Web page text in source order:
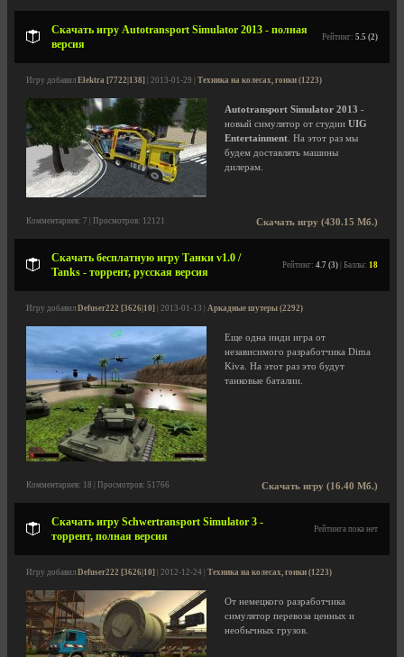
Скачать игру Autotransport Simulator 2013 - полная
версия
Рейтинг: 5.5 (2)
Игру добавил Elektra [7722|138] | 2013-01-29 | Техника на колесах, гонки (1223)
Autotransport Simulator 2013 -
новый симулятор от студии UIG
Entertainment . На этот раз мы
будем доставлять машины
дилерам.
Скачать игру (430.15 Мб.)
Комментариев: 7 | Просмотров: 12121
Скачать бесплатную игру Танки v1.0 /
Tanks - торрент, русская версия
Рейтинг: 4.7 (3) | Баллы: 18
Игру добавил Defuser222 [3626|10] | 2013-01-13 | Аркадные шутеры (2292)
Еще одна инди игра от
независимого разработчика Dima
Kiva. На этот раз это будут
танковые баталии.
Скачать игру (16.40 Мб.)
Комментариев: 18 | Просмотров: 51766
Скачать игру Schwertransport Simulator 3 -
торрент, полная версия
Рейтинга пока нет
Игру добавил Defuser222 [3626|10] | 2012-12-24 | Техника на колесах, гонки (1223)
От немецкого разработчика
симулятор перевоза ценных и
необычных грузов.